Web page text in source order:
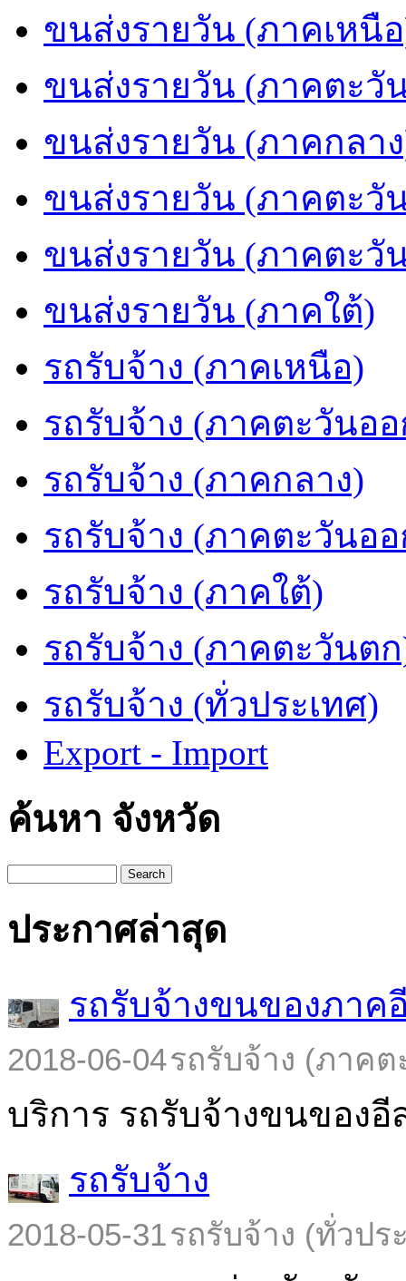
ขนส่งรายวัน (ภาคเหนื
ขนส่งรายวัน (ภาคตะวั
ขนส่งรายวัน (ภาคกลา
ขนส่งรายวัน (ภาคตะวั
ขนส่งรายวัน (ภาคตะวั
ขนส่งรายวัน (ภาคใต้)
รถรับจ้าง (ภาคเหนือ)
รถรับจ้าง (ภาคตะวันออ
รถรับจ้าง (ภาคกลาง)
รถรับจ้าง (ภาคตะวันอ
รถรับจ้าง (ภาคใต้)
รถรับจ้าง (ภาคตะวันต
รถรับจ้าง (ทั่วประเทศ)
Export - Import
ค้นหา จังหวัด
Search
ประกาศล่าสุด
รถรับจ้างขนของภาค
2018-06-04รถรับจ้าง (ภาคต
บริการ รถรับจ้างขนของ
รถรับจ้าง
2018-05-31รถรับจ้าง (ทั่วปร